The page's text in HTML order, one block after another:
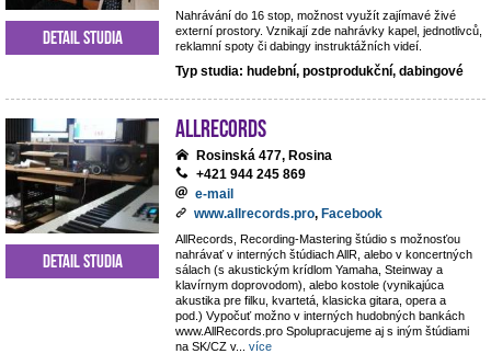
Nahrávání do 16 stop, možnost využít zajímavé živé
externí prostory. Vznikají zde nahrávky kapel, jednotlivců,
reklamní spoty či dabingy instruktážních videí.
Typ studia: hudební, postprodukční, dabingové
Detail studia
AllRecords
Rosinská 477, Rosina
+421 944 245 869
e-mail
www.allrecords.pro, Facebook
AllRecords, Recording-Mastering štúdio s možnosťou
nahrávať v interných štúdiach AllR, alebo v koncertných
sálach (s akustickým krídlom Yamaha, Steinway a
klavírnym doprovodom), alebo kostole (vynikajúca
akustika pre filku, kvartetá, klasicka gitara, opera a
pod.) Vypočuť možno v interných hudobných bankách
www.AllRecords.pro Spolupracujeme aj s iným štúdiami
na SK/CZ v... více
Detail studia